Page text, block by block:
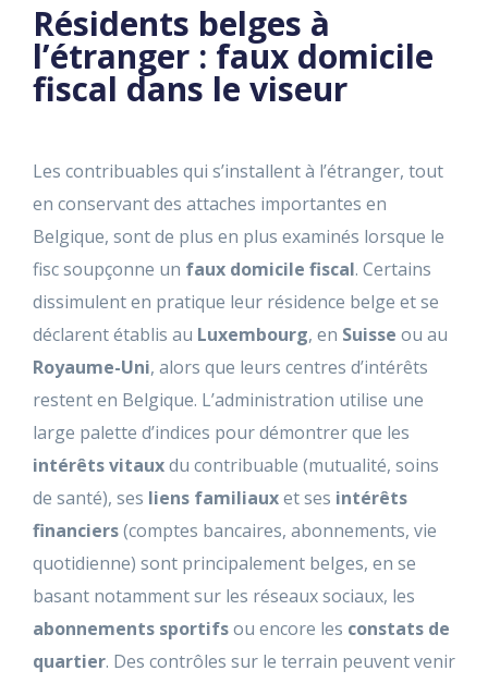
Résidents belges à
l’étranger : faux domicile
fiscal dans le viseur
Les contribuables qui s’installent à l’étranger, tout
en conservant des attaches importantes en
Belgique, sont de plus en plus examinés lorsque le
fisc soupçonne un faux domicile fiscal. Certains
dissimulent en pratique leur résidence belge et se
déclarent établis au Luxembourg, en Suisse ou au
Royaume-Uni, alors que leurs centres d’intérêts
restent en Belgique. L’administration utilise une
large palette d’indices pour démontrer que les
intérêts vitauxdu contribuable (mutualité, soins
de santé), ses liens familiauxet ses intérêts
financiers(comptes bancaires, abonnements, vie
quotidienne) sont principalement belges, en se
basant notamment sur les réseaux sociaux, les
abonnements sportifsou encore les constats de
quartier. Des contrôles sur le terrain peuvent venir